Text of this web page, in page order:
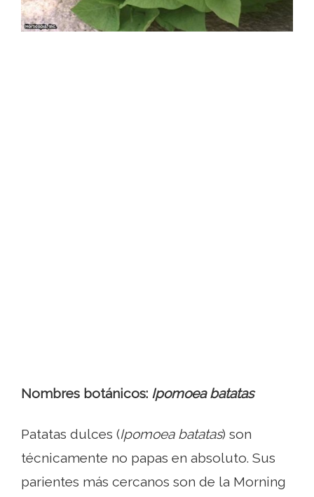
Nombres botánicos: Ipomoea batatas
Patatas dulces (Ipomoea batatas) son
técnicamente no papas en absoluto. Sus
parientes más cercanos son de la Morning